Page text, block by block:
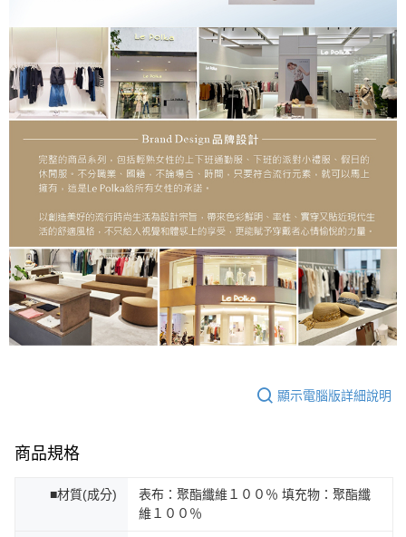
顯示電腦版詳細說明
商品規格
■材質(成分)
表布：聚酯纖維１００％ 填充物：聚酯纖
維１００％